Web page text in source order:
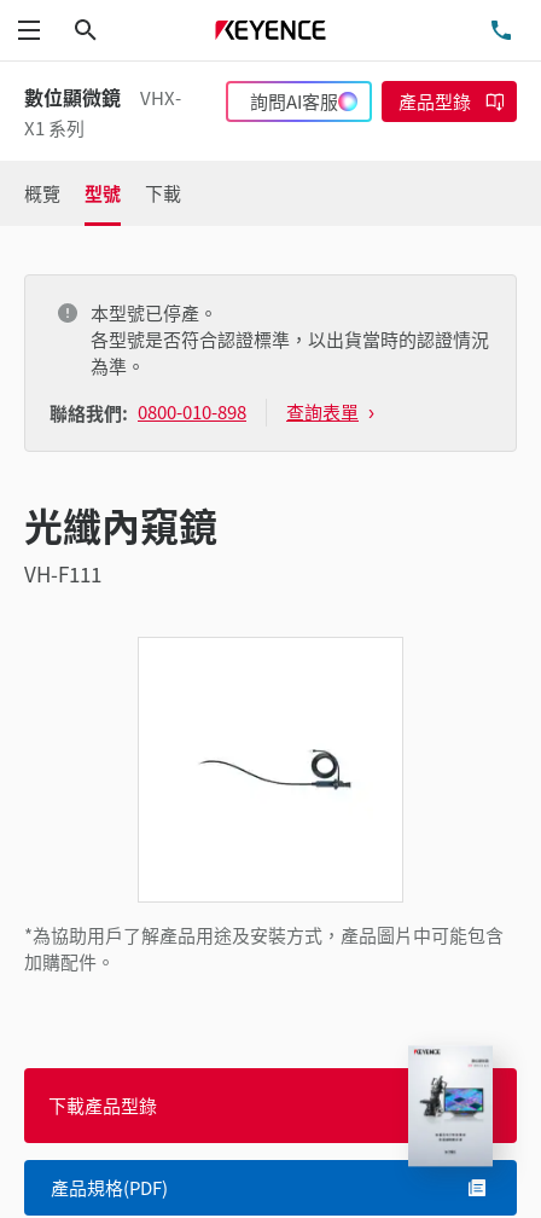
功能表
數位顯微鏡
VHX-
X1 系列
詢問AI客服 產品型錄
概覽 型號 下載
本型號已停產。
各型號是否符合認證標準，以出貨當時的認證情況
為準。
聯絡我們: 0800-010-898 查詢表單
光纖內窺鏡
VH-F111
*為協助用戶了解產品用途及安裝方式，產品圖片中可能包含
加購配件。
下載產品型錄
產品規格(PDF)